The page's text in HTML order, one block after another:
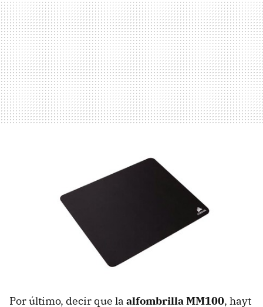
Por último, decir que la alfombrilla MM100, hayt